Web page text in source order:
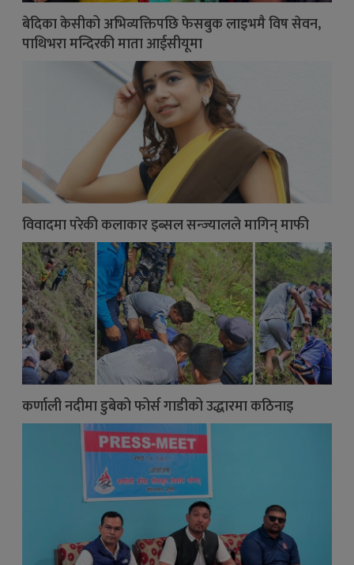
बेदिका केसीको अभिव्यक्तिपछि फेसबुक लाइभमै विष सेवन,
पाथिभरा मन्दिरकी माता आईसीयूमा
विवादमा परेकी कलाकार इब्सल सन्ज्यालले मागिन् माफी
कर्णाली नदीमा डुबेको फोर्स गाडीको उद्धारमा कठिनाइ